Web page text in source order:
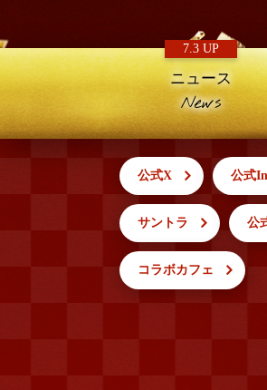
ニュース
News
7.3 UP
公式X 公式
サントラ 公
コラボカフェ